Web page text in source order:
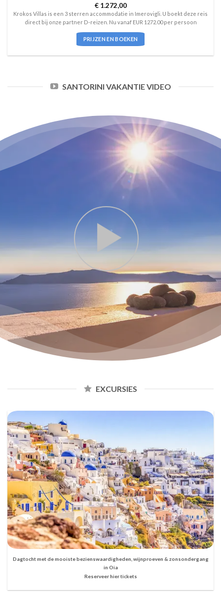
Waardering
3uit 5
€1.272,00
Krokos Villas is een 3 sterren accommodatie in Imerovigli. U boekt deze reis
direct bij onze partner D-reizen. Nu vanaf EUR 1272.00 per persoon
PRIJZEN EN BOEKEN
SANTORINI VAKANTIE VIDEO
EXCURSIES
Dagtocht met de mooiste bezienswaardigheden, wijnproeven & zonsondergang
in Oia
Reserveer hier tickets